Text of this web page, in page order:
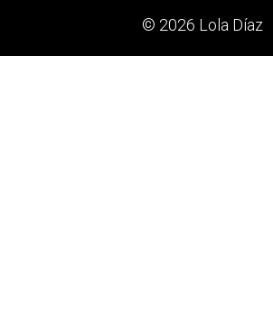
© 2026 Lola Díaz